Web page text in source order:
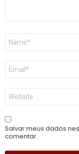
Nome
E-
mail
*
Site
Salvar meus dados
comentar.